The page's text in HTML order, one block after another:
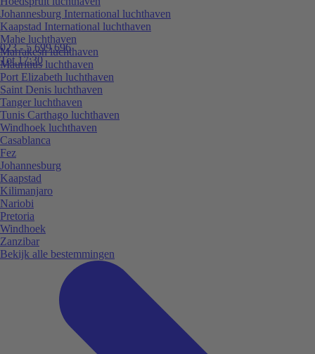
023 - 5 699 696
Tot 17:30
Johannesburg International luchthaven
Kaapstad International luchthaven
Mahe luchthaven
Marrakesh luchthaven
Mauritius luchthaven
Port Elizabeth luchthaven
Saint Denis luchthaven
Tanger luchthaven
Tunis Carthago luchthaven
Windhoek luchthaven
Casablanca
Fez
Johannesburg
Kaapstad
Kilimanjaro
Nariobi
Pretoria
Windhoek
Zanzibar
Bekijk alle bestemmingen